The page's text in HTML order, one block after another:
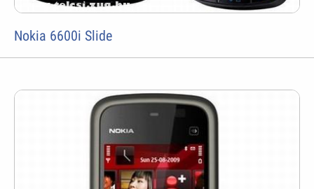
Nokia 6600i Slide